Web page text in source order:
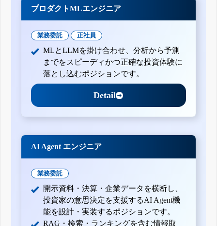
プロダクトMLエンジニア
業務委託 正社員
MLとLLMを掛け合わせ、分析から予測
までをスピーディかつ正確な投資体験に
落とし込むポジションです。
Detail
AI Agent エンジニア
業務委託
開示資料・決算・企業データを横断し、
投資家の意思決定を支援するAI Agent機
能を設計・実装するポジションです。
RAG・検索・ランキングを含む情報取